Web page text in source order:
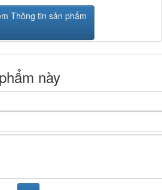
Thông tin sản phẩm
này